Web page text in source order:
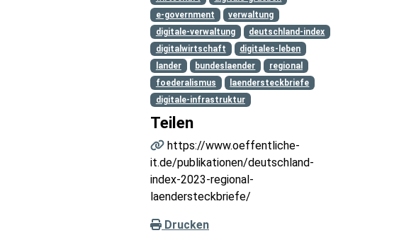
e-government
verwaltung
digitale-verwaltung
deutschland-index
digitalwirtschaft
digitales-leben
lander
bundeslaender
regional
foederalismus
laendersteckbriefe
digitale-infrastruktur
Teilen
https://www.oeffentliche-
it.de/publikationen/deutschland-
index-2023-regional-
laendersteckbriefe/
Drucken